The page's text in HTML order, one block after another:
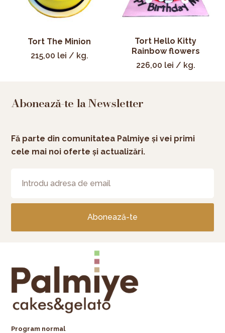
Tort The Minion
215,00 lei / kg.
Tort Hello Kitty
Rainbow flowers
226,00 lei / kg.
Abonează-te la Newsletter
Fă parte din comunitatea Palmiye și vei primi
cele mai noi oferte și actualizări.
Abonează-te
Program normal